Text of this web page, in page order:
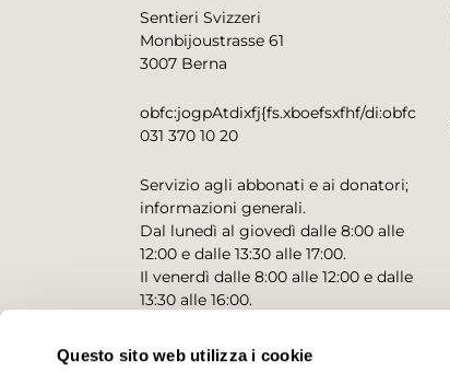
Questo sito web utilizza i cookie
Sentieri Svizzeri
Monbijoustrasse 61
3007 Berna
obfc:jogpAtdixfj{fs.xboefsxfhf/di:obfc
031 370 10 20
Servizio agli abbonati e ai donatori;
informazioni generali.
Dal lunedì al giovedì dalle 8:00 alle
12:00 e dalle 13:30 alle 17:00.
Il venerdì dalle 8:00 alle 12:00 e dalle
13:30 alle 16:00.
CONTATTO PER RICHIESTE